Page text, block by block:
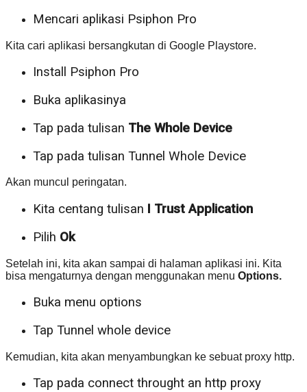
Mencari aplikasi Psiphon Pro
Kita cari aplikasi bersangkutan di Google Playstore.
Install Psiphon Pro
Buka aplikasinya
Tap pada tulisan The Whole Device
Tap pada tulisan Tunnel Whole Device
Akan muncul peringatan.
Kita centang tulisan I Trust Application
Pilih Ok
Setelah ini, kita akan sampai di halaman aplikasi ini. Kita
bisa mengaturnya dengan menggunakan menu Options.
Buka menu options
Tap Tunnel whole device
Kemudian, kita akan menyambungkan ke sebuat proxy http.
Tap pada connect throught an http proxy